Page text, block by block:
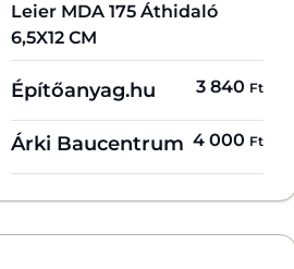
Leier MDA 175 Áthidaló
6,5X12 CM
Építőanyag.hu 3 840 Ft
Árki Baucentrum 4 000 Ft